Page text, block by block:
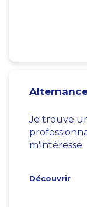
Je trouve
m'intéresse
Découvrir